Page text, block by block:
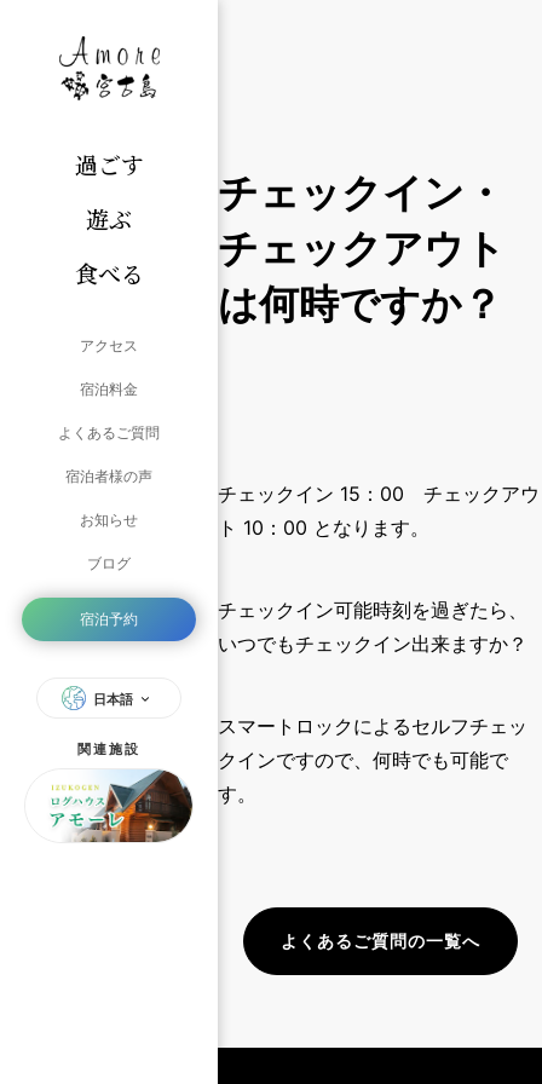
過ごす
遊ぶ
食べる
アクセス
宿泊料金
よくあるご質問
宿泊者様の声
お知らせ
ブログ
宿泊予約
日本語
関連施設
チェックイン・
チェックアウト
は何時ですか？
チェックイン 15：00 チェックアウ
ト 10：00 となります。
チェックイン可能時刻を過ぎたら、
いつでもチェックイン出来ますか？
スマートロックによるセルフチェッ
クインですので、何時でも可能で
す。
よくあるご質問の一覧へ